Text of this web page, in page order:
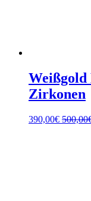
Zirkonen
390,00€ 500,00